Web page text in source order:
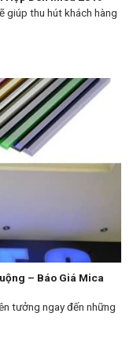
giúp thu hút khách hàng
– Báo Giá Mica
tưởng ngay đến những